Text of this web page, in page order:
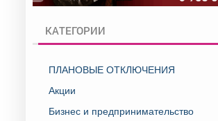
КАТЕГОРИИ
ПЛАНОВЫЕ ОТКЛЮЧЕНИЯ
Акции
Бизнес и предпринимательство